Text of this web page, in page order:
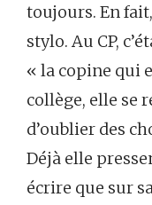
toujours. En
stylo. Au CP,
« la copine qui
collège, elle se
d’oublier des
Déjà elle
écrire que sur